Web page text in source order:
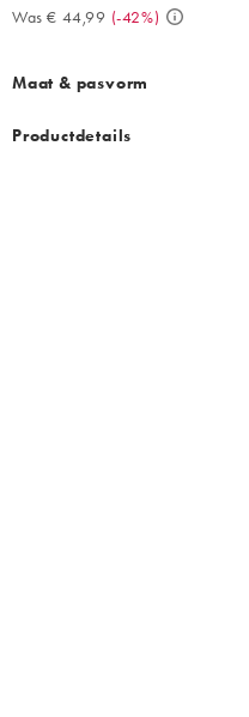
Was € 44,99 (-42%)
Maat & pasvorm
Productdetails